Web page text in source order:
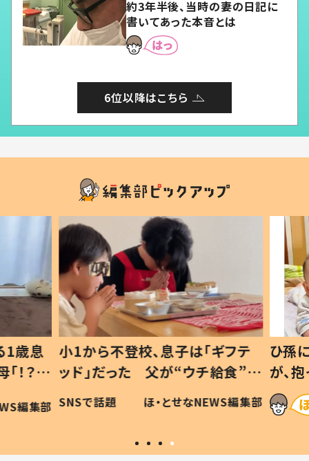
約3年半後、当時の妻の日記に
書いてあった本音とは
6位以降はこちら
歳息
？」
編集部
小1から不登校、息子は「ギフテ
ッド」だった 父が“ウチ給食”を
作り続ける理由とは #令和の親
#令和の子
SNSで話題 ほ・とせなNEWS編集部
ひ孫
が、
「涙
い」